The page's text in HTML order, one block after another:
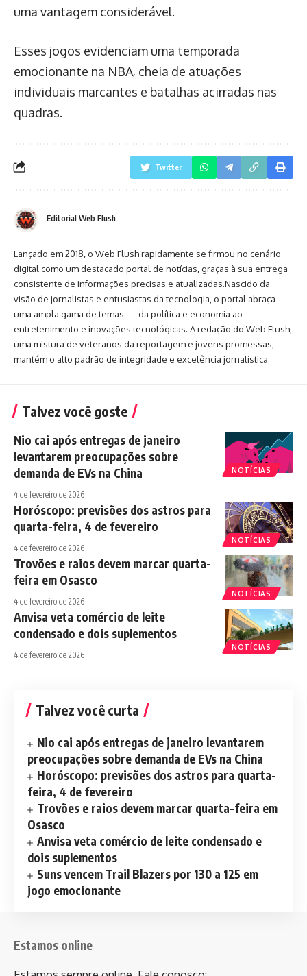
uma vantagem considerável.
Esses jogos evidenciam uma temporada
emocionante na NBA, cheia de atuações
individuais marcantes e batalhas acirradas nas
quadras.
Twitter
Editorial Web Flush
Lançado em 2018, o Web Flush rapidamente se firmou no cenário
digital como um destacado portal de notícias, graças à sua entrega
consistente de informações precisas e atualizadas.Nascido da
visão de jornalistas e entusiastas da tecnologia, o portal abraça
uma ampla gama de temas — da política e economia ao
entretenimento e inovações tecnológicas. A redação do Web Flush,
uma mistura de veteranos da reportagem e jovens promessas,
mantém o alto padrão de integridade e excelência jornalística.
Talvez você goste
NOTÍCIAS
Nio cai após entregas de janeiro
levantarem preocupações sobre
demanda de EVs na China
4 de fevereiro de 2026
NOTÍCIAS
Horóscopo: previsões dos astros para
quarta-feira, 4 de fevereiro
4 de fevereiro de 2026
NOTÍCIAS
Trovões e raios devem marcar quarta-
feira em Osasco
4 de fevereiro de 2026
NOTÍCIAS
Anvisa veta comércio de leite
condensado e dois suplementos
4 de fevereiro de 2026
Talvez você curta
Nio cai após entregas de janeiro levantarem
preocupações sobre demanda de EVs na China
Horóscopo: previsões dos astros para quarta-
feira, 4 de fevereiro
Trovões e raios devem marcar quarta-feira em
Osasco
Anvisa veta comércio de leite condensado e
dois suplementos
Suns vencem Trail Blazers por 130 a 125 em
jogo emocionante
Estamos online